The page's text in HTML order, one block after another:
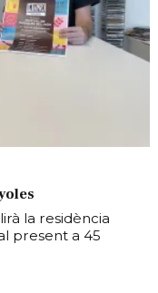
la residència
present a 45